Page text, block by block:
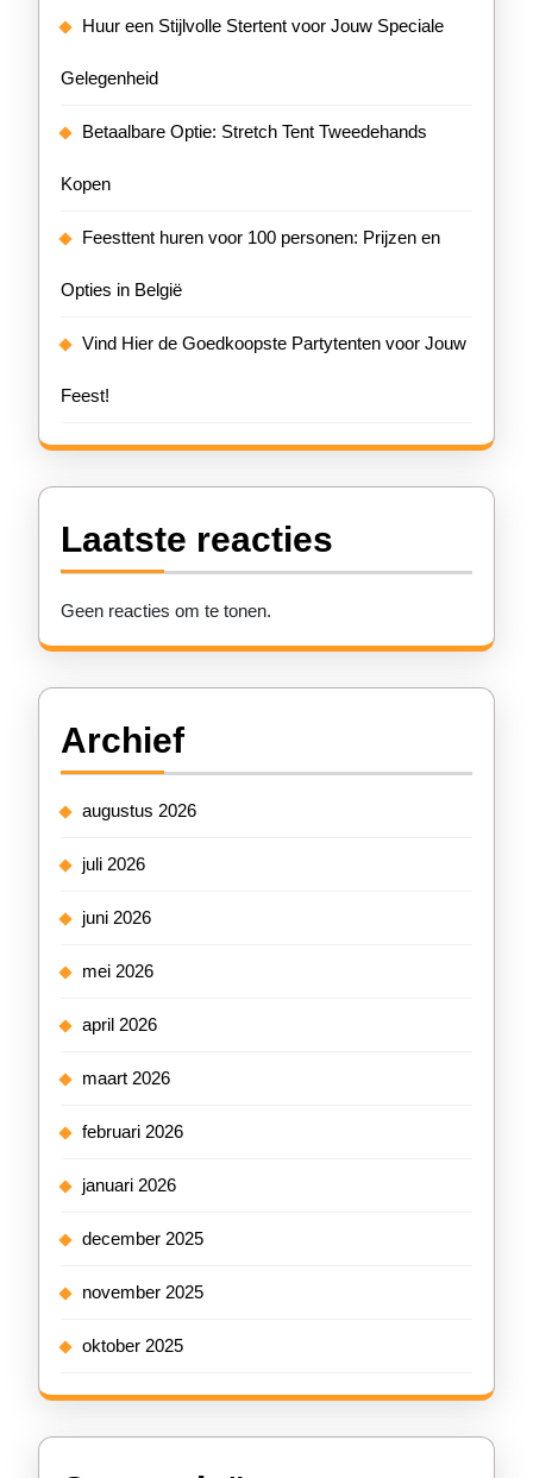
Huur een Stijlvolle Stertent voor Jouw Speciale
Gelegenheid
Betaalbare Optie: Stretch Tent Tweedehands
Kopen
Feesttent huren voor 100 personen: Prijzen en
Opties in België
Vind Hier de Goedkoopste Partytenten voor Jouw
Feest!
Laatste reacties
Geen reacties om te tonen.
Archief
augustus 2026
juli 2026
juni 2026
mei 2026
april 2026
maart 2026
februari 2026
januari 2026
december 2025
november 2025
oktober 2025